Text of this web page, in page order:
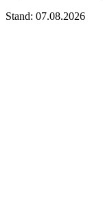
Stand: 07.08.2026